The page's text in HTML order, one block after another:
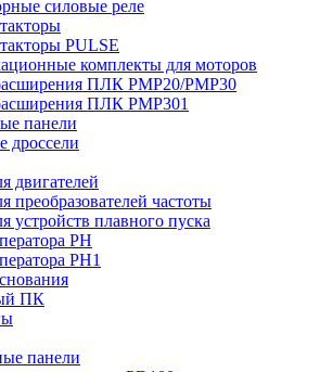
силовые реле
PULSE
комплекты для моторов
ПЛК PMP20/PMP30
ПЛК PMP301
панели
дроссели
двигателей
преобразователей частоты
устройств плавного пуска
PH
PH1
ПК
панели